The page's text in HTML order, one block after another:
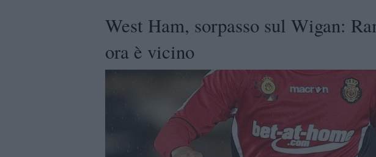
West Ham, sorpasso sul Wigan:
ora è vicino